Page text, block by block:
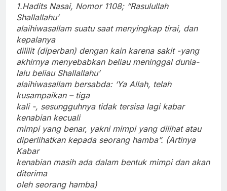
1.Hadits Nasai, Nomor 1108; “Rasulullah
Shallallahu’
alaihiwasallam suatu saat menyingkap tirai, dan
kepalanya
dililit (diperban) dengan kain karena sakit -yang
akhirnya menyebabkan beliau meninggal dunia-
lalu beliau Shallallahu’
alaihiwasallam bersabda: ‘Ya Allah, telah
kusampaikan – tiga
kali -, sesungguhnya tidak tersisa lagi kabar
kenabian kecuali
mimpi yang benar, yakni mimpi yang dilihat atau
diperlihatkan kepada seorang hamba”. (Artinya
Kabar
kenabian masih ada dalam bentuk mimpi dan akan
diterima
oleh seorang hamba)